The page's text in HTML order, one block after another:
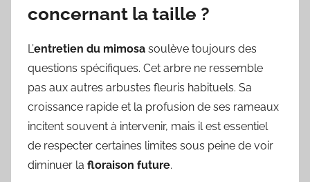
concernant la taille ?
L’entretien du mimosa soulève toujours des
questions spécifiques. Cet arbre ne ressemble
pas aux autres arbustes fleuris habituels. Sa
croissance rapide et la profusion de ses rameaux
incitent souvent à intervenir, mais il est essentiel
de respecter certaines limites sous peine de voir
diminuer la floraison future.